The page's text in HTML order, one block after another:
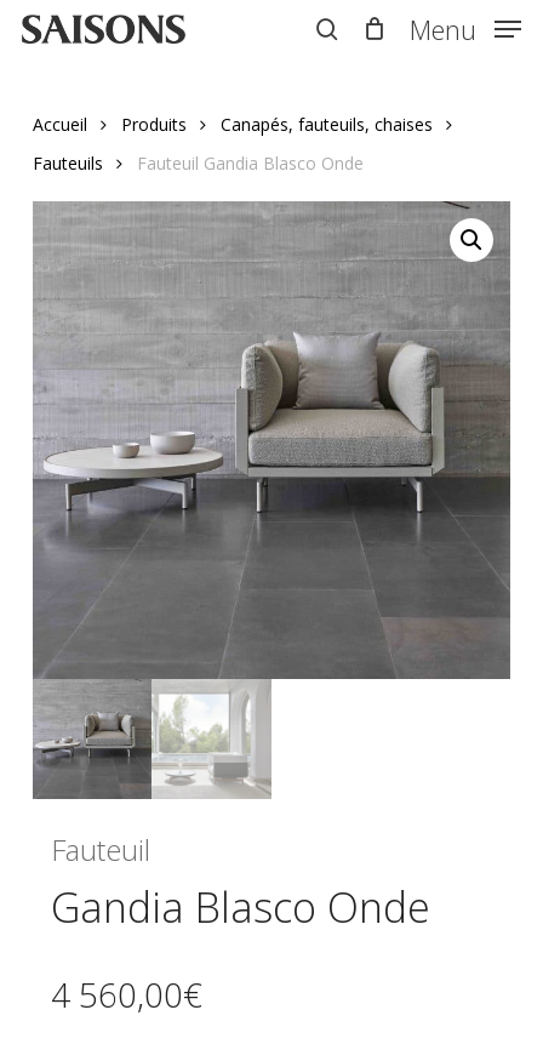
Skip
Menu
Accueil Produits
Canapés, fauteuils, chaises
Fauteuils
Fauteuil Gandia Blasco Onde
Fauteuil
Gandia Blasco Onde
4 560,00€